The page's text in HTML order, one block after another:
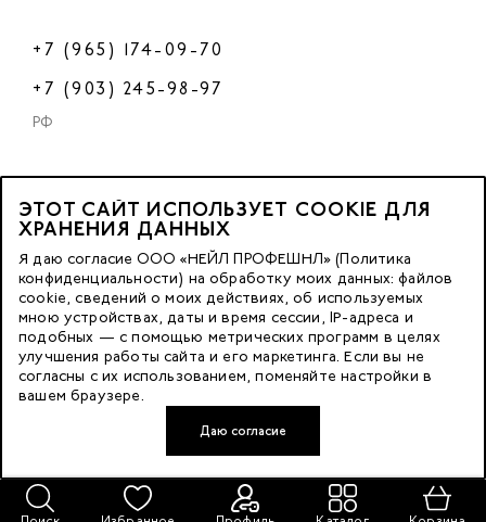
+7 (965) 174-09-70
+7 (903) 245-98-97
РФ
2023 © OOO «Нейл Профешнл».
Все права защищены.
Разработка сайта — FACE FAMILY
Москва, м. Калужская,
ул. Бутлерова д. 17
«БЦ Нео Гео»^
этаж. 3, офис 3079
ЭТОТ САЙТ ИСПОЛЬЗУЕТ COOKIE ДЛЯ
ХРАНЕНИЯ ДАННЫХ
Я даю согласие ООО «НЕЙЛ ПРОФЕШНЛ» (Политика
конфиденциальности) на обработку моих данных: файлов
cookie, сведений о моих действиях, об используемых
мною устройствах, даты и время сессии, IP-адреса и
подобных — с помощью метрических программ в целях
улучшения работы сайта и его маркетинга. Если вы не
согласны с их использованием, поменяйте настройки в
вашем браузере.
Даю согласие